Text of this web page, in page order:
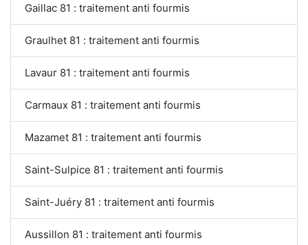
Gaillac 81 : traitement anti fourmis
Graulhet 81 : traitement anti fourmis
Lavaur 81 : traitement anti fourmis
Carmaux 81 : traitement anti fourmis
Mazamet 81 : traitement anti fourmis
Saint-Sulpice 81 : traitement anti fourmis
Saint-Juéry 81 : traitement anti fourmis
Aussillon 81 : traitement anti fourmis